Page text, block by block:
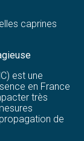
caprines
est une
en France
très
de